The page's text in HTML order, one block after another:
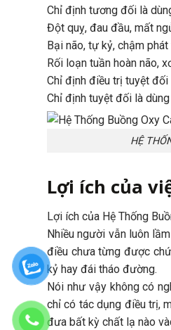
Chỉ định tương đối là
Đột quỵ, đau đầu, mất
Bại não, tự kỷ, chậm
Rối loạn tuần hoàn não,
Chỉ định điều trị tuyệt đối
Chỉ định tuyệt đối là
HỆ
Lợi ích của
Lợi ích của Hệ Thống
Nhiều người vẫn luôn
điều chưa từng được
kỷ hay đái tháo đường.
Nói như vậy không có
chỉ có tác dụng điều trị,
đưa bất kỳ chất lạ nào